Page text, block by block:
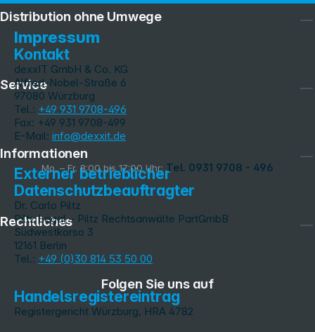
Mo. – Fr. 8:00 bis 17:00 Uhr: Tel. 0931 9708 - 496
Impressum
Kontakt
dexxIT GmbH & Co. KG
Alfred-Nobel-Straße 6
97080 Würzburg
Tel.: +49 931 9708-496
Fax: +49 931 9708-499
E-Mail: info@dexxit.de
Externer betrieblicher
Datenschutzbeauftragter
Dr. Carlo Piltz
Piltz Legal – Piltz Rechtsanwälte PartGmbB
Südwestkorso 3
12161 Berlin
Tel.: +49 (0)30 814 53 50 00
Handelsregistereintrag
Registergericht Würzburg, HRA 4782
Distribution ohne Umwege
Service
Informationen
Rechtliches
Folgen Sie uns auf